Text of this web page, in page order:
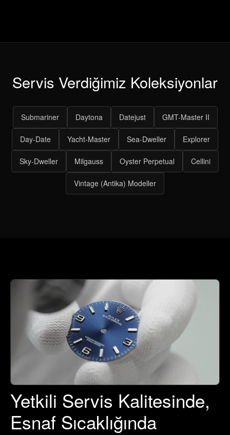
Servis Verdiğimiz Koleksiyonlar
Submariner Daytona Datejust GMT-Master II
Day-Date Yacht-Master Sea-Dweller Explorer
Sky-Dweller Milgauss Oyster Perpetual Cellini
Vintage (Antika) Modeller
Yetkili Servis Kalitesinde,
Esnaf Sıcaklığında